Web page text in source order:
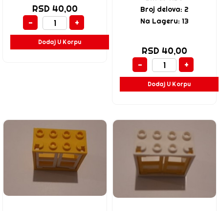
RSD 40,00
-
+
Dodaj U Korpu
Broj delova: 2
Na Lageru: 13
RSD 40,00
-
+
Dodaj U Korpu